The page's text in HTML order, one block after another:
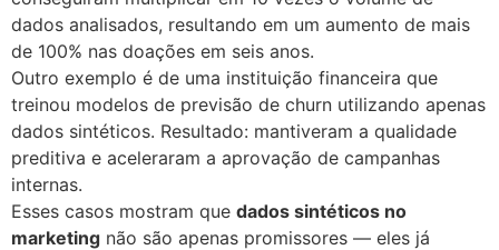
dados analisados, resultando em um aumento de mais
de 100% nas doações em seis anos.
Outro exemplo é de uma instituição financeira que
treinou modelos de previsão de churn utilizando apenas
dados sintéticos. Resultado: mantiveram a qualidade
preditiva e aceleraram a aprovação de campanhas
internas.
Esses casos mostram que dados sintéticos no
marketing não são apenas promissores — eles já